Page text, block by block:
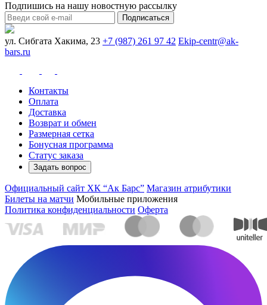
Подпишись на нашу новостную рассылку
Подписаться
ул. Сибгата Хакима, 23 +7 (987) 261 97 42 Ekip-centr@ak-
bars.ru
Контакты
Оплата
Доставка
Возврат и обмен
Размерная сетка
Бонусная программа
Статус заказа
Задать вопрос
Официальный сайт ХК “Ак Барс” Магазин атрибутики
Билеты на матчи Мобильные приложения
Политика конфиденциальности Оферта